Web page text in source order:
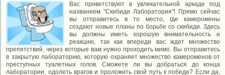
Вас приветствуют в увлекательной аркаде под
названием "Скибиди Лаборатория"! Прямо сейчас
вы отправитесь в то место, где камеромены
создают новые планы по борьбе со скибиди. Здесь
вы должны иметь хорошую внимательность и
реакцию, так как впереди вас ждет множество
препятствий, через которые вам нужно проходить мимо. Вы отправитесь
в закрытую лабораторию, которую охраняет множество камероменов от
преступных туалетных голов. Сможете ли вы добраться до конца
лаборатории, одолеть врагов и проложить свой путь к победе? Если да,